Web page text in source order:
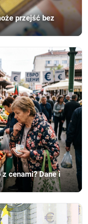
przejść bez
z cenami? Dane i